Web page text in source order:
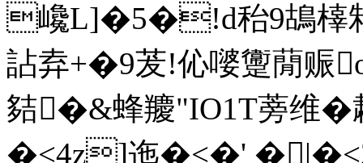
巉L]�5�!d秮9鴣橭
詀弆+�9茇!伈嘙躛蕑赈
夡�&蜂羻"IO1T蒡维
�<4 z]迤�<�'